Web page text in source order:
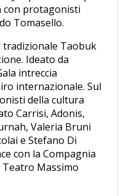
con protagonisti
Tomasello.
tradizionale Taobuk
Ideato da
intreccia
internazionale. Sul
della cultura
Carrisi, Adonis,
Valeria Bruni
e Stefano Di
con la Compagnia
Teatro Massimo